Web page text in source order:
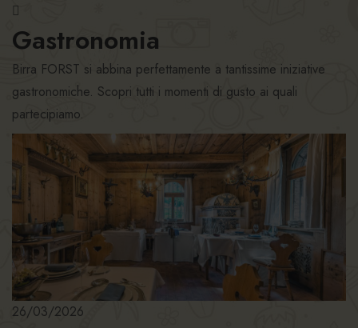
Gastronomia
Birra FORST si abbina perfettamente a tantissime iniziative
gastronomiche. Scopri tutti i momenti di gusto ai quali
partecipiamo.
26/03/2026